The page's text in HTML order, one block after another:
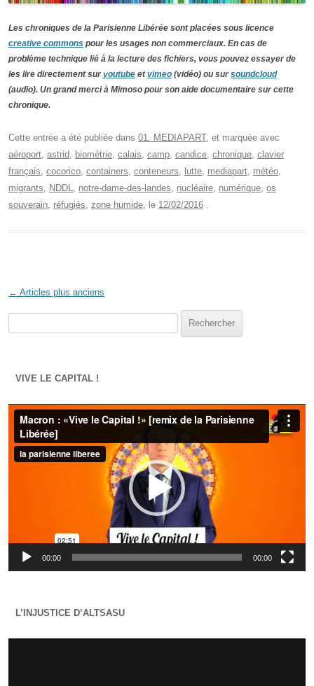
Les chroniques de la Parisienne Libérée sont placées sous licence
creative commons pour les usages non commerciaux. En cas de
problème technique lié à la lecture des fichiers, vous pouvez essayer de
les lire directement sur youtube etvimeo (vidéo) ou sur soundcloud
(audio). Un grand merci à Mimoso pour son aide documentaire sur cette
chronique.
Cette entrée a été publiée dans 01. MEDIAPART, et marquée avec
aéroport, astrid, biométrie, calais, camp, candice, chronique, clavier
français, cocorico, containers, conteneurs, lutte, mediapart, météo,
migrants, NDDL, notre-dame-des-landes, nucléaire, numérique, os
souverain, réfugiés, zone humide, le 12/02/2016 .
Navigation des articles
← Articles plus anciens
VIVE LE CAPITAL !
Lecteur
vidéo
00:00 00:00
L’INJUSTICE D’ALTSASU